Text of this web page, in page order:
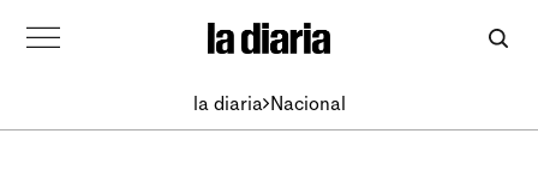
la diaria Nacional